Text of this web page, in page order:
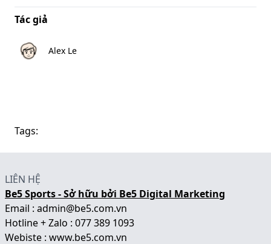
Tác giả
Alex Le
Tags:
LIÊN HỆ
Be5 Sports - Sở hữu bởi Be5 Digital Marketing
Email : admin@be5.com.vn
Hotline + Zalo : 077 389 1093
Webiste : www.be5.com.vn